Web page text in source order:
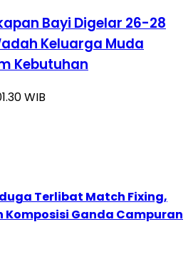
Bayi Digelar 26-28
Keluarga Muda
Kebutuhan
WIB
Terlibat Match Fixing,
Komposisi Ganda Campuran